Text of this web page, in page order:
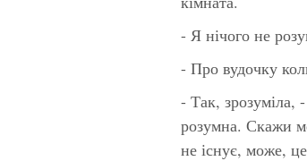
- Я нічого не
- Про вудочку
- Так, зрозуміла,
розумна. Скажи
не існує, може,